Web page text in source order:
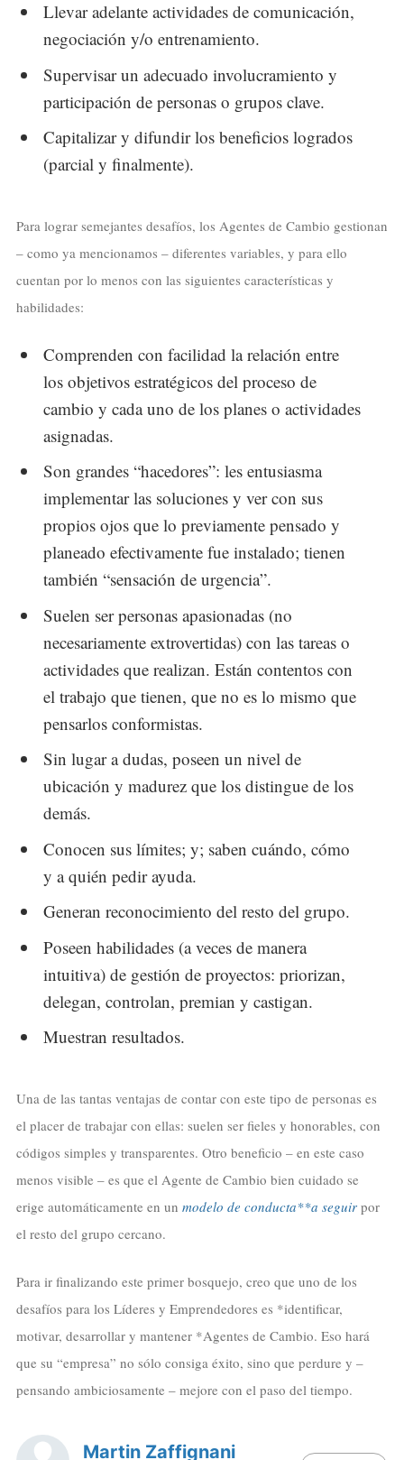
Llevar adelante actividades de comunicación,
negociación y/o entrenamiento.
Supervisar un adecuado involucramiento y
participación de personas o grupos clave.
Capitalizar y difundir los beneficios logrados
(parcial y finalmente).
Para lograr semejantes desafíos, los Agentes de Cambio gestionan
– como ya mencionamos – diferentes variables, y para ello
cuentan por lo menos con las siguientes características y
habilidades:
Comprenden con facilidad la relación entre
los objetivos estratégicos del proceso de
cambio y cada uno de los planes o actividades
asignadas.
Son grandes “hacedores”: les entusiasma
implementar las soluciones y ver con sus
propios ojos que lo previamente pensado y
planeado efectivamente fue instalado; tienen
también “sensación de urgencia”.
Suelen ser personas apasionadas (no
necesariamente extrovertidas) con las tareas o
actividades que realizan. Están contentos con
el trabajo que tienen, que no es lo mismo que
pensarlos conformistas.
Sin lugar a dudas, poseen un nivel de
ubicación y madurez que los distingue de los
demás.
Conocen sus límites; y; saben cuándo, cómo
y a quién pedir ayuda.
Generan reconocimiento del resto del grupo.
Poseen habilidades (a veces de manera
intuitiva) de gestión de proyectos: priorizan,
delegan, controlan, premian y castigan.
Muestran resultados.
Una de las tantas ventajas de contar con este tipo de personas es
el placer de trabajar con ellas: suelen ser fieles y honorables, con
códigos simples y transparentes. Otro beneficio – en este caso
menos visible – es que el Agente de Cambio bien cuidado se
erige automáticamente en un modelo de conducta**a seguirpor
el resto del grupo cercano.
Para ir finalizando este primer bosquejo, creo que uno de los
desafíos para los Líderes y Emprendedores es *identificar,
motivar, desarrollar y mantener *Agentes de Cambio. Eso hará
que su “empresa” no sólo consiga éxito, sino que perdure y –
pensando ambiciosamente – mejore con el paso del tiempo.
Martin Zaffignani